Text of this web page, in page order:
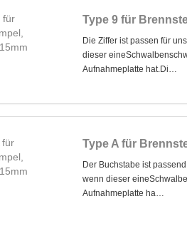
Type 9 für
Die Ziffer ist passen für
dieser
Aufnahmeplatte hat.Di…
Type A für
Der Buchstabe ist
wenn dieser
Aufnahmeplatte ha…